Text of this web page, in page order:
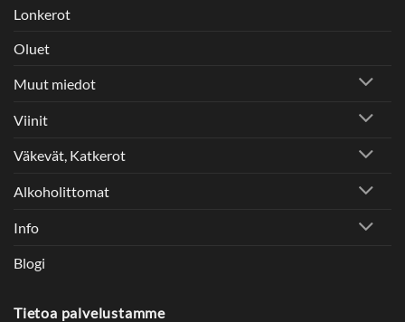
Lonkerot
Oluet
Muut miedot
Viinit
Väkevät, Katkerot
Alkoholittomat
Info
Blogi
Tietoa palvelustamme